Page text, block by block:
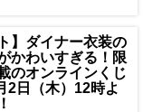
】ダイナー衣装の
かわいすぎる！限
のオンラインくじ
2日（木）12時よ